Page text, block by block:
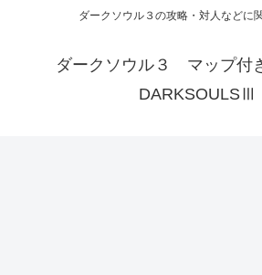
ダークソウル３の攻略・対人などに
ダークソウル３ マップ付
DARKSOULSⅢ